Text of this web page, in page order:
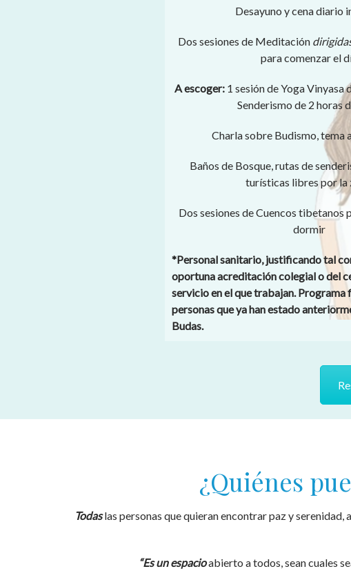
Desayuno y cena diario
Dos sesiones de Meditación
para comenzar el
A escoger:1 sesión de Yoga Vinyasa
Senderismo de 2 horas
Charla sobre Budismo, tema
Baños de Bosque, rutas de
turísticas libres por la
Dos sesiones de Cuencos tibetanos
dormir
*Personal sanitario, justificando tal
oportuna acreditación colegial o del
servicio en el que trabajan. Programa
personas que ya han estado
Budas.
¿Quiénes
Todaslas personas que quieran encontrar paz y serenidad,
“Es un espacioabierto a todos, sean cuales